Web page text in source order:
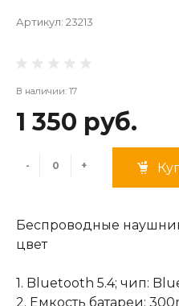
Артикул: 23213
В наличии: 17
1 350 руб.
- +
Беспроводные
цвет
1. Bluetooth 5.4; чип:
2. Емкость батареи: